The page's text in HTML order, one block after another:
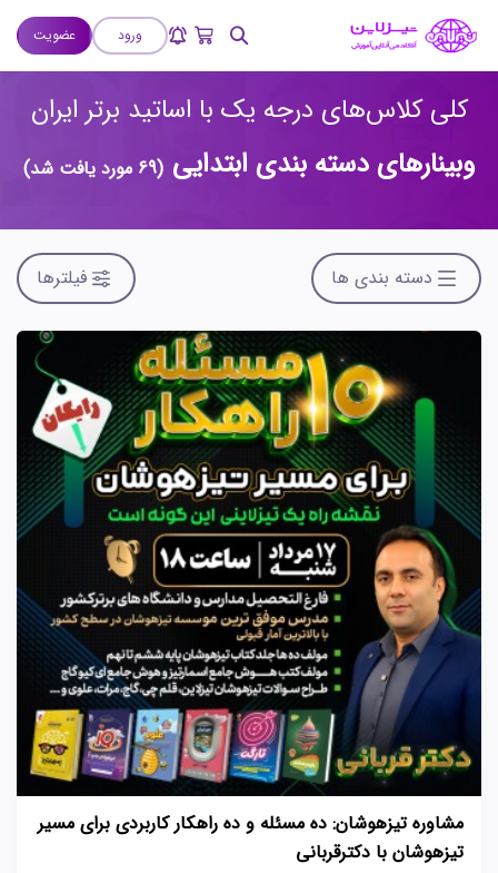
ورود عضویت
کلی کلاس‌های درجه یک با اساتید برتر ایران
وبینارهای دسته بندی ابتدایی (69 مورد یافت شد)
دسته بندی ها فیلترها
مشاوره تیزهوشان: ده مسئله و ده راهکار کاربردی برای مسیر
تیزهوشان با دکترقربانی